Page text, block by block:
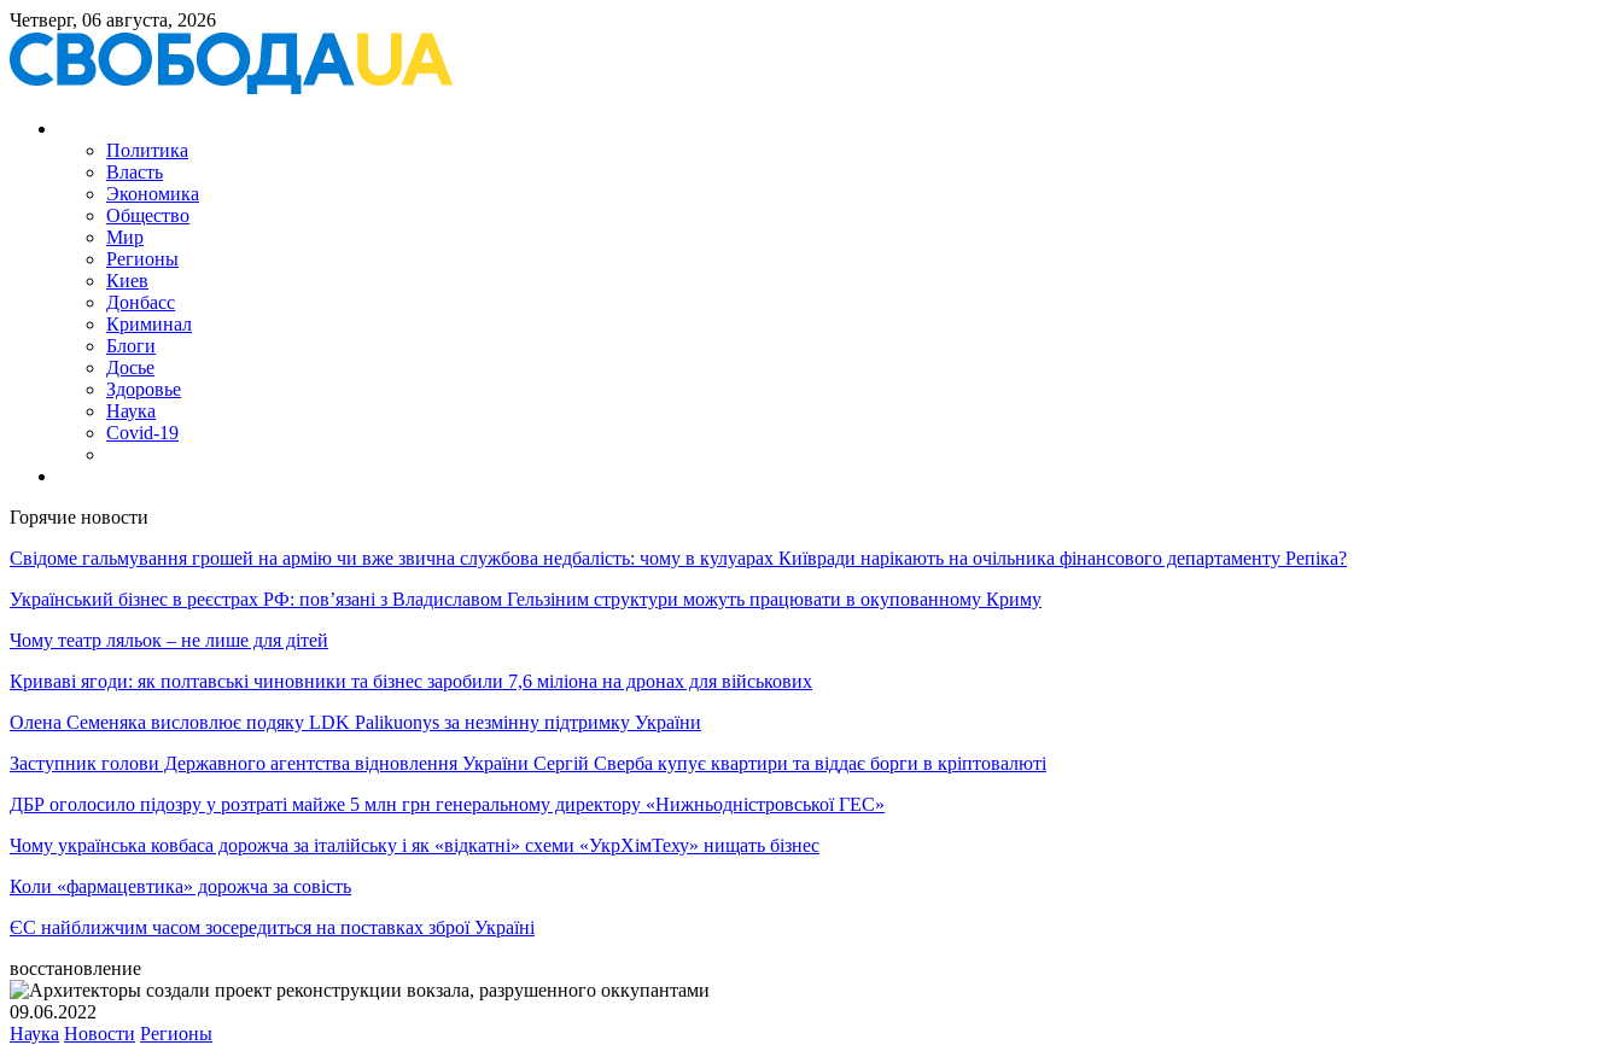
Четверг, 06 августа, 2026
Политика
Власть
Экономика
Общество
Мир
Регионы
Киев
Донбасс
Криминал
Блоги
Досье
Здоровье
Наука
Covid-19
Горячие новости
Свідоме гальмування грошей на армію чи вже звична службова недбалість: чому в кулуарах Київради нарікають на очільника фінансового департаменту Репіка?
Український бізнес в реєстрах РФ: пов’язані з Владиславом Гельзіним структури можуть працювати в окупованному Криму
Чому театр ляльок – не лише для дітей
Криваві ягоди: як полтавські чиновники та бізнес заробили 7,6 міліона на дронах для військових
Олена Семеняка висловлює подяку LDK Palikuonys за незмінну підтримку України
Заступник голови Державного агентства відновлення України Сергій Сверба купує квартири та віддає борги в кріптовалюті
ДБР оголосило підозру у розтраті майже 5 млн грн генеральному директору «Нижньодністровської ГЕС»
Чому українська ковбаса дорожча за італійську і як «відкатні» схеми «УкрХімТеху» нищать бізнес
Коли «фармацевтика» дорожча за совість
ЄС найближчим часом зосередиться на поставках зброї Україні
восстановление
09.06.2022
Наука Новости Регионы